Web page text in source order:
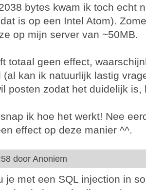
bytes kwam ik toch echt
is op een Intel Atom).
op mijn server van ~50MB.
totaal geen effect,
(al kan ik natuurlijk lastig
posten zodat het duidelijk is,
ik hoe het werkt! Nee
effect op deze manier ^^.
door Anoniem
je met een SQL injection in